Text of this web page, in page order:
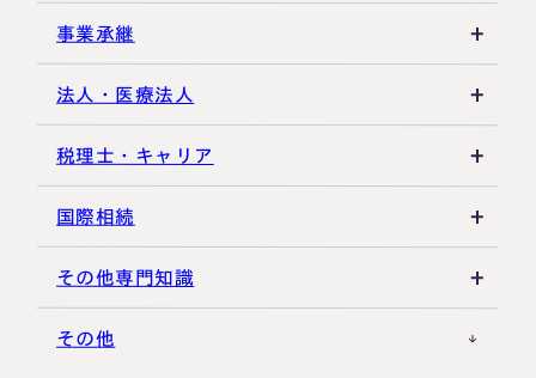
相続放棄・限定承認
相続手続き全般
特別縁故者
特別受益・寄与分
土地の評価
借地権・貸家
その他不動産
養子縁組・家族信託
生命保険活用
小規模企業共済
不動産活用
その他の相続対策
事業承継
非上場株式評価
自己株式・株式取得
種類株式・名義株
役員関連
事業承継税制
法人・医療法人
社団法人
合同会社・持分会社
医療法人
税理士・キャリア
税理士選び・相談
税理士試験
税理士キャリア
国際相続
米国関連
海外不動産
その他専門知識
事例紹介
その他